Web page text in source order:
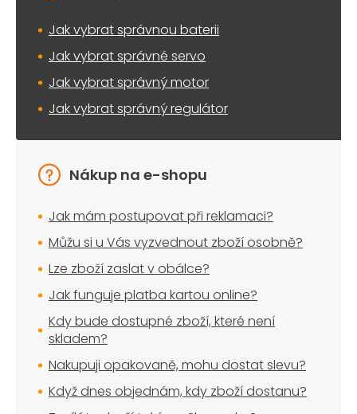
Jak vybrat správnou baterii
Jak vybrat správné servo
Jak vybrat správný motor
Jak vybrat správný regulátor
Nákup na e-shopu
Jak mám postupovat při reklamaci?
Můžu si u Vás vyzvednout zboží osobně?
Lze zboží zaslat v obálce?
Jak funguje platba kartou online?
Kdy bude dostupné zboží, které není
skladem?
Nakupuji opakovaně, mohu dostat slevu?
Když dnes objednám, kdy zboží dostanu?